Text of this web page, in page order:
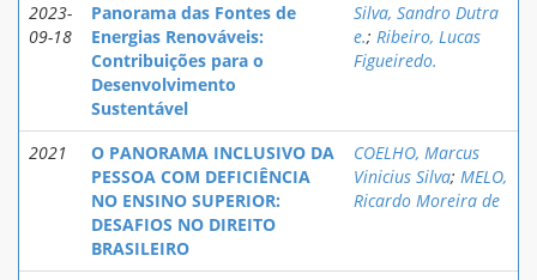
2023-
09-18
Panorama das Fontes de
Energias Renováveis:
Contribuições para o
Desenvolvimento
Sustentável
Silva, Sandro Dutra
e.; Ribeiro, Lucas
Figueiredo.
2021
O PANORAMA INCLUSIVO DA
PESSOA COM DEFICIÊNCIA
NO ENSINO SUPERIOR:
DESAFIOS NO DIREITO
BRASILEIRO
COELHO, Marcus
Vinicius Silva; MELO,
Ricardo Moreira de